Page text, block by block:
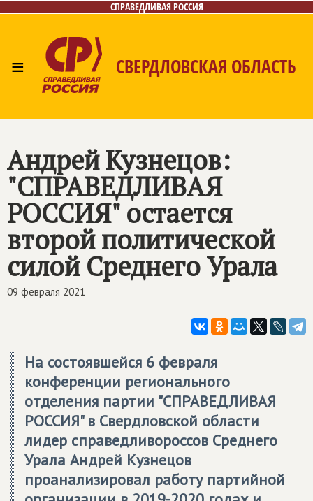
СПРАВЕДЛИВАЯ РОССИЯ
≡ СВЕРДЛОВСКАЯ ОБЛАСТЬ
Контакты
Андрей Кузнецов:
"СПРАВЕДЛИВАЯ
РОССИЯ" остается
второй политической
силой Среднего Урала
09 февраля 2021
На состоявшейся 6 февраля
конференции регионального
отделения партии "СПРАВЕДЛИВАЯ
РОССИЯ" в Свердловской области
лидер справедливороссов Среднего
Урала Андрей Кузнецов
проанализировал работу партийной